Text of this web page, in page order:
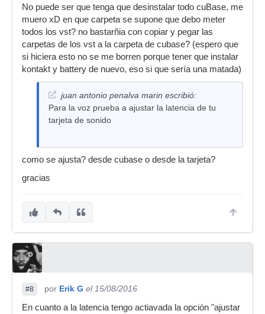
No puede ser que tenga que desinstalar todo cuBase, me
muero xD en que carpeta se supone que debo meter
todos los vst? no bastarñia con copiar y pegar las
carpetas de los vst a la carpeta de cubase? (espero que
si hiciera esto no se me borren porque tener que instalar
kontakt y battery de nuevo, eso si que sería una matada)
juan antonio penalva marin escribió:
Para la voz prueba a ajustar la latencia de tu
tarjeta de sonido
como se ajusta? desde cubase o desde la tarjeta?
gracias
#8 por Erik G el 15/08/2016
En cuanto a la latencia tengo actiavada la opción "ajustar